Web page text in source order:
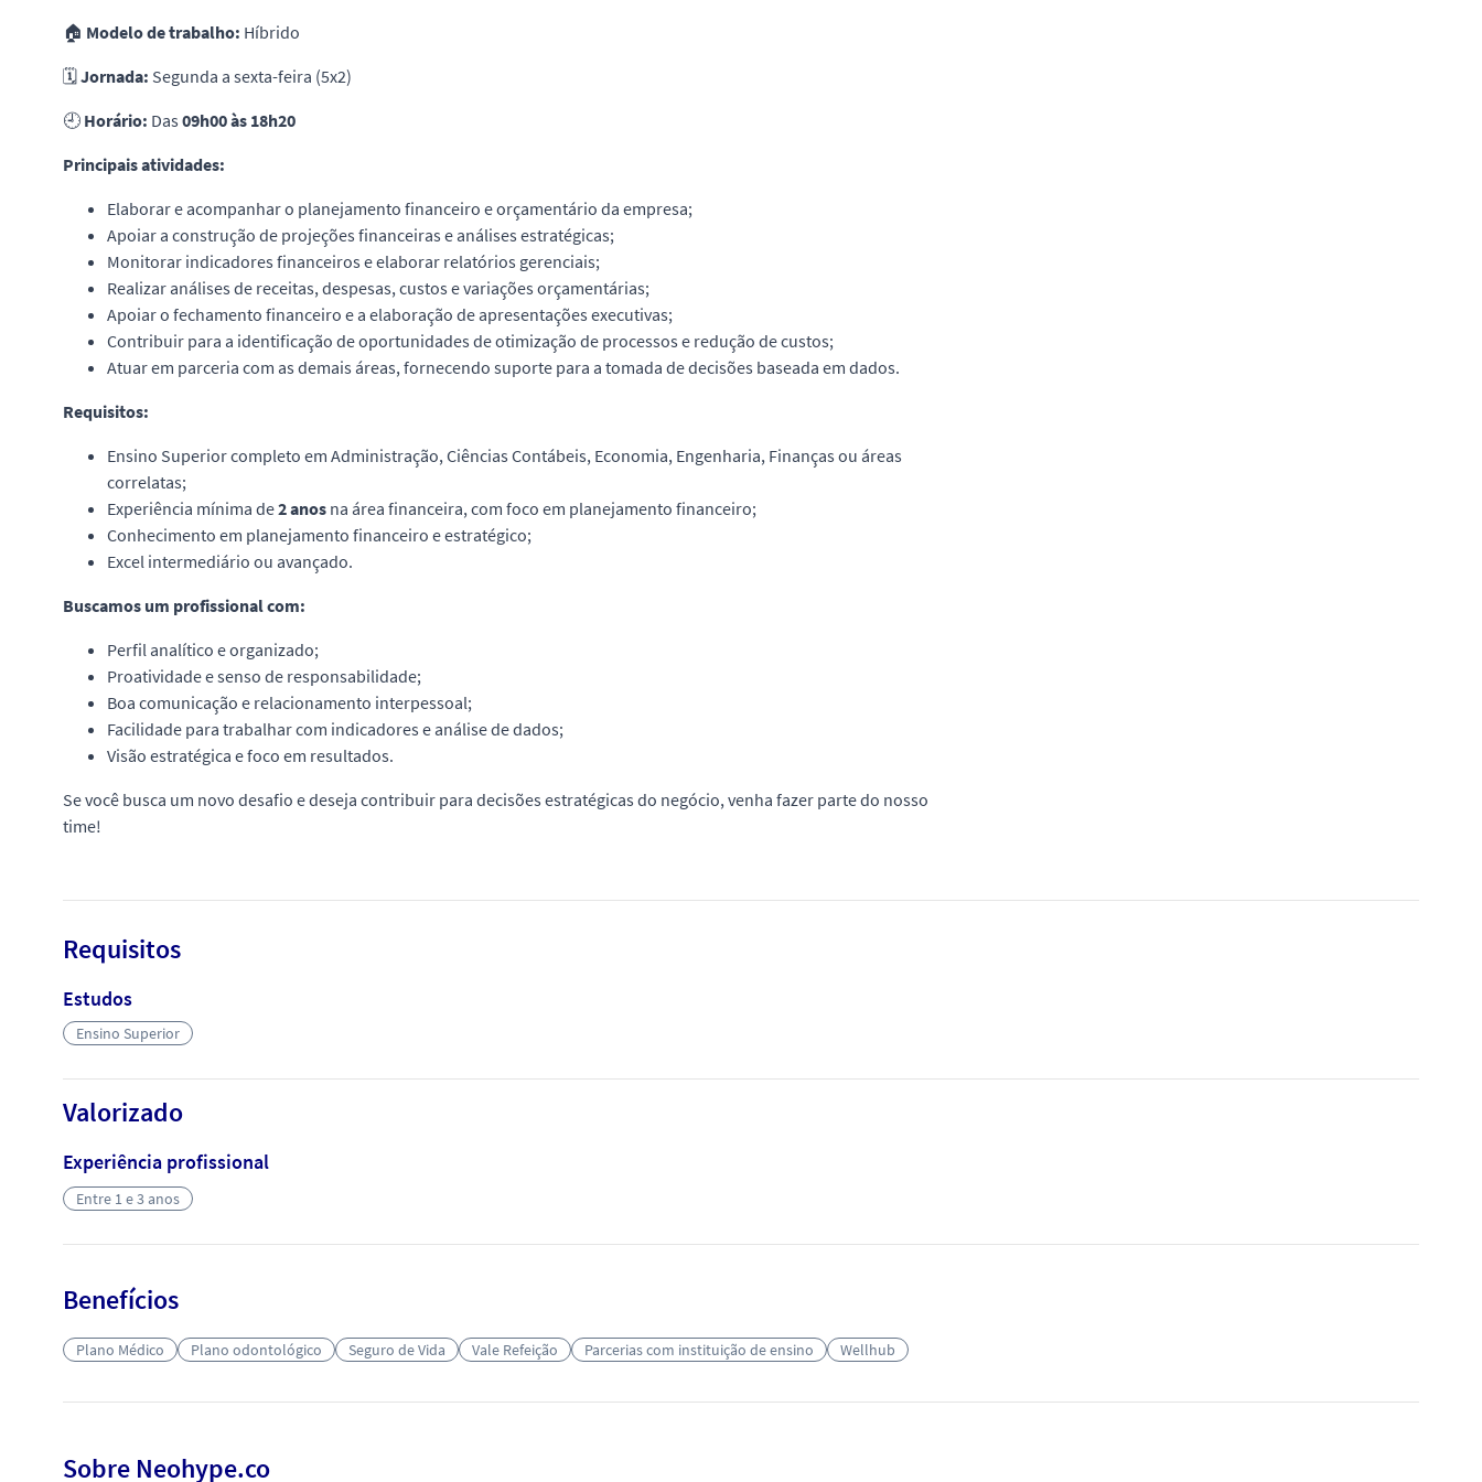
🏠 Modelo de trabalho: Híbrido
🗓️Jornada: Segunda a sexta-feira (5x2)
🕘 Horário: Das 09h00 às 18h20
Principais atividades:
Elaborar e acompanhar o planejamento financeiro e orçamentário da empresa;
Apoiar a construção de projeções financeiras e análises estratégicas;
Monitorar indicadores financeiros e elaborar relatórios gerenciais;
Realizar análises de receitas, despesas, custos e variações orçamentárias;
Apoiar o fechamento financeiro e a elaboração de apresentações executivas;
Contribuir para a identificação de oportunidades de otimização de processos e redução de custos;
Atuar em parceria com as demais áreas, fornecendo suporte para a tomada de decisões baseada em dados.
Requisitos:
Ensino Superior completo em Administração, Ciências Contábeis, Economia, Engenharia, Finanças ou áreas
correlatas;
Experiência mínima de2 anos na área financeira, com foco em planejamento financeiro;
Conhecimento em planejamento financeiro e estratégico;
Excel intermediário ou avançado.
Buscamos um profissional com:
Perfil analítico e organizado;
Proatividade e senso de responsabilidade;
Boa comunicação e relacionamento interpessoal;
Facilidade para trabalhar com indicadores e análise de dados;
Visão estratégica e foco em resultados.
Se você busca um novo desafio e deseja contribuir para decisões estratégicas do negócio, venha fazer parte do nosso
time!
Requisitos
Estudos
Ensino Superior
Valorizado
Experiência profissional
Entre 1 e 3 anos
Benefícios
Plano Médico Plano odontológico Seguro de Vida Vale Refeição Parcerias com instituição de ensino Wellhub
Sobre Neohype.co